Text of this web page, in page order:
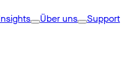
Über uns Support